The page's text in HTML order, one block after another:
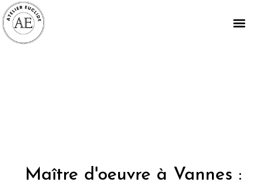
Aller
au
contenu
Maître d'oeuvre à Vannes :